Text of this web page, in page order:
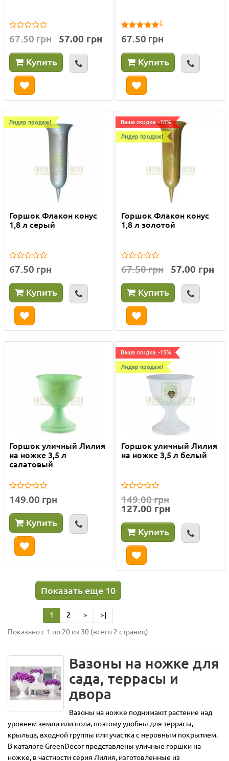
67.50 грн 57.00 грн
Купить
2
67.50 грн
Купить
Лидер продаж!
Горшок Флакон конус
1,8 л серый
67.50 грн
Купить
Ваша скидка: -16%
Лидер продаж!
Горшок Флакон конус
1,8 л золотой
67.50 грн 57.00 грн
Купить
Горшок уличный Лилия
на ножке 3,5 л
салатовый
149.00 грн
Купить
Ваша скидка: -15%
Лидер продаж!
Горшок уличный Лилия
на ножке 3,5 л белый
149.00 грн
127.00 грн
Купить
Показать еще 10
1 2 > >|
Показано с 1 по 20 из 30 (всего 2 страниц)
Вазоны на ножке для
сада, террасы и
двора
Вазоны на ножке поднимают растение над
уровнем земли или пола, поэтому удобны для террасы,
крыльца, входной группы или участка с неровным покрытием.
В каталоге GreenDecor представлены уличные горшки на
ножке, в частности серия Лилия, изготовленные из